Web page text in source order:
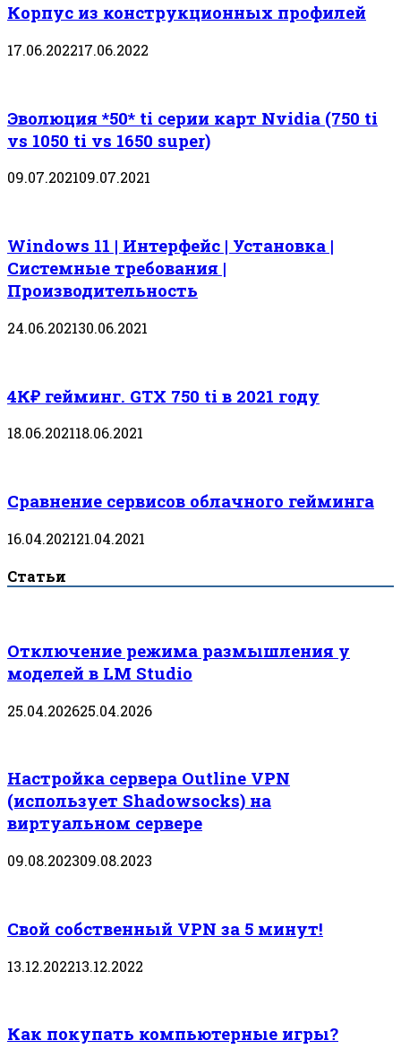
Корпус из конструкционных профилей
17.06.202217.06.2022
Эволюция *50* ti серии карт Nvidia (750 ti
vs 1050 ti vs 1650 super)
09.07.202109.07.2021
Windows 11 | Интерфейс | Установка |
Системные требования |
Производительность
24.06.202130.06.2021
4К₽ гейминг. GTX 750 ti в 2021 году
18.06.202118.06.2021
Сравнение сервисов облачного гейминга
16.04.202121.04.2021
Статьи
Отключение режима размышления у
моделей в LM Studio
25.04.202625.04.2026
Настройка сервера Outline VPN
(использует Shadowsocks) на
виртуальном сервере
09.08.202309.08.2023
Свой собственный VPN за 5 минут!
13.12.202213.12.2022
Как покупать компьютерные игры?